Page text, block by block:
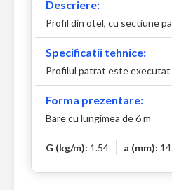
Descriere:
Profil din otel, cu sectiune
Specificatii tehnice:
Profilul patrat este executat
Forma prezentare:
Bare cu lungimea de 6 m
G (kg/m): 1.54 a (mm): 14